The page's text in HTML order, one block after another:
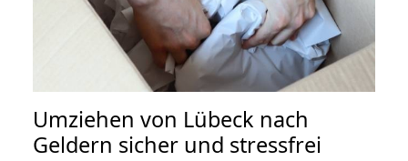
Umziehen von Lübeck nach
Geldern sicher und stressfrei